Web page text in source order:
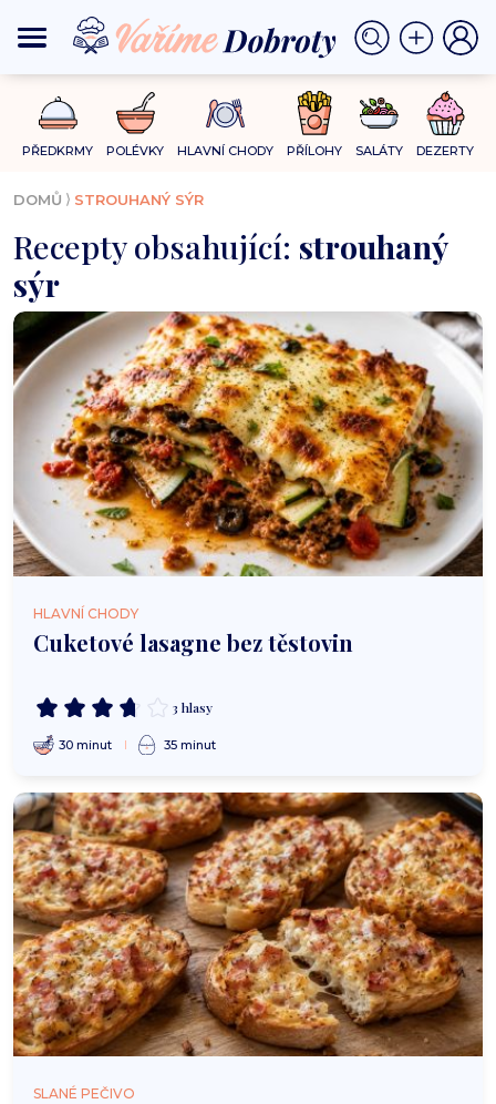
PŘEDKRMY POLÉVKY HLAVNÍ CHODY PŘÍLOHY SALÁTY DEZERTY
DOMŮ ⟩ STROUHANÝ SÝR
Recepty obsahující: strouhaný
sýr
HLAVNÍ CHODY
Cuketové lasagne bez těstovin
3 hlasy
30 minut 35 minut
SLANÉ PEČIVO